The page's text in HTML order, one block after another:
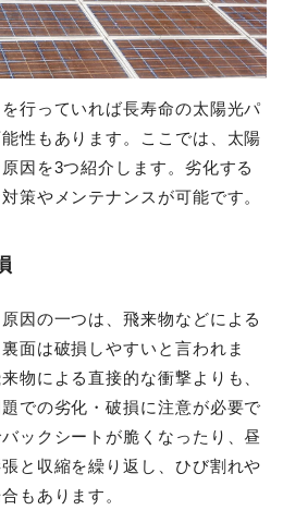
行っていれば長寿命の太陽光パ
性もあります。ここでは、太陽
因を3つ紹介します。劣化する
策やメンテナンスが可能です。
因の一つは、飛来物などによる
面は破損しやすいと言われま
物による直接的な衝撃よりも、
での劣化・破損に注意が必要で
ックシートが脆くなったり、昼
と収縮を繰り返し、ひび割れや
もあります。